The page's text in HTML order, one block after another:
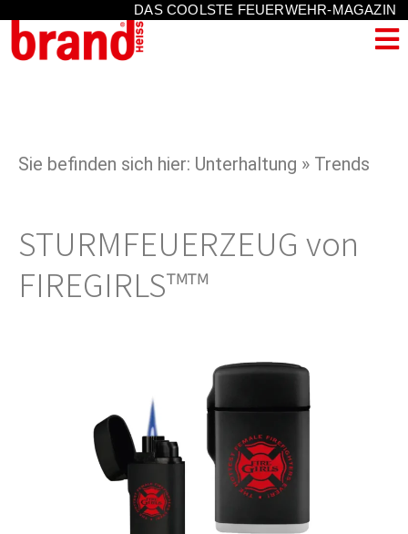
DAS COOLSTE FEUERWEHR-MAGAZIN
Sie befinden sich hier: Unterhaltung » Trends
STURMFEUERZEUG von
FIREGIRLS™™